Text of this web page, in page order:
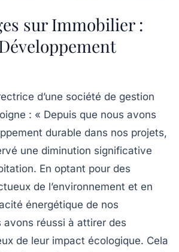
sur Immobilier :
d’une société de gestion
: « Depuis que nous avons
durable dans nos projets,
une diminution significative
En optant pour des
de l’environnement et en
énergétique de nos
avons réussi à attirer des
de leur impact écologique. Cela